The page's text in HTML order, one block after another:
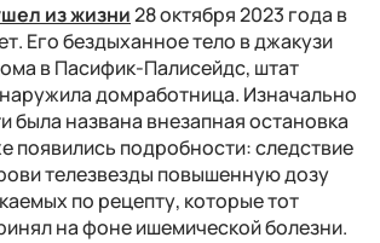
из жизни28 октября 2023 года в
Его бездыханное тело в джакузи
в Пасифик-Палисейдс, штат
домработница. Изначально
была названа внезапная остановка
появились подробности: следствие
телезвезды повышенную дозу
по рецепту, которые тот
на фоне ишемической болезни.